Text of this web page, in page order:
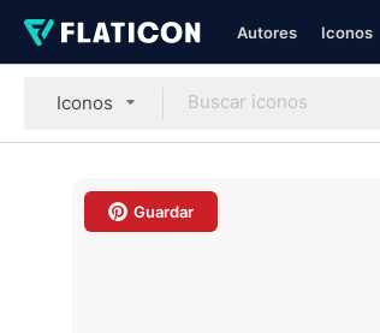
Autores Iconos
Iconos
Guardar